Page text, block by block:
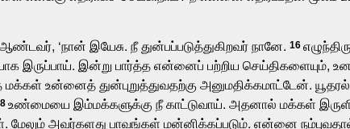
‘நான் இயேசு. நீ துன்பப்படுத்துகிறவர் நானே. 16
இருப்பாய். இன்று பார்த்த என்னைப் பற்றிய செய்திகளையும்,
உன்னைத் துன்புறுத்துவதற்கு அனுமதிக்கமாட்டேன்.
உண்மையை இம்மக்களுக்கு நீ காட்டுவாய். அதனால் மக்கள்
மேலும் அவர்களது பாவங்கள் மன்னிக்கப்படும். என்னை